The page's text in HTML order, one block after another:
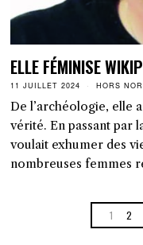
ELLE FÉMINISE
11 JUILLET 2024 HORS
De l’archéologie, elle
vérité. En passant par
voulait exhumer des
nombreuses femmes
1 2